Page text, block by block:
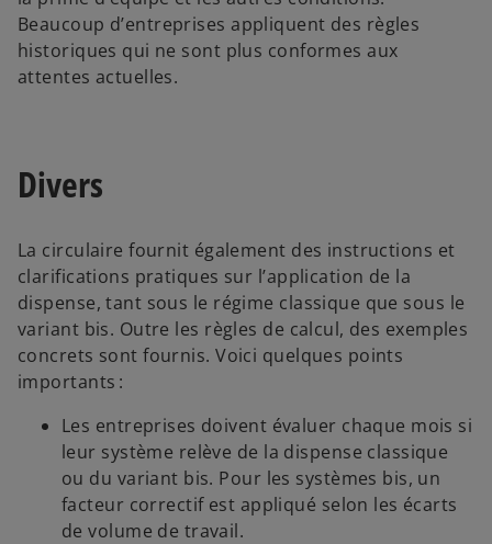
Beaucoup d’entreprises appliquent des règles
historiques qui ne sont plus conformes aux
attentes actuelles.
Divers
La circulaire fournit également des instructions et
clarifications pratiques sur l’application de la
dispense, tant sous le régime classique que sous le
variant bis. Outre les règles de calcul, des exemples
concrets sont fournis. Voici quelques points
importants :
Les entreprises doivent évaluer chaque mois si
leur système relève de la dispense classique
ou du variant bis. Pour les systèmes bis, un
facteur correctif est appliqué selon les écarts
de volume de travail.